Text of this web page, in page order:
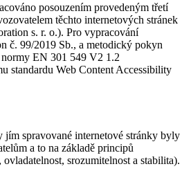
posouzením provedeným třetí
těchto internetových stránek
s. r. o.). Pro vypracování
č. 99/2019 Sb., a metodický pokyn
EN 301 549 V2 1.2
standardu Web Content Accessibility
jím spravované internetové stránky byly
a to na základě principů
srozumitelnost a stabilita).